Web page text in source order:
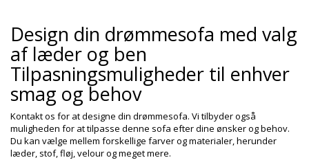
Design din drømmesofa med valg
af læder og ben
Tilpasningsmuligheder til enhver
smag og behov
Kontakt os for at designe din drømmesofa. Vi tilbyder også
muligheden for at tilpasse denne sofa efter dine ønsker og behov.
Du kan vælge mellem forskellige farver og materialer, herunder
læder, stof, fløj, velour og meget mere.